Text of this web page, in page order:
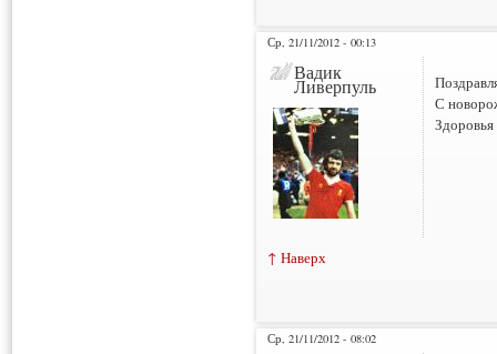
Ср, 21/11/2012 - 00:13
Вадик
Ливерпуль
С
↑ Наверх
Ср, 21/11/2012 - 08:02